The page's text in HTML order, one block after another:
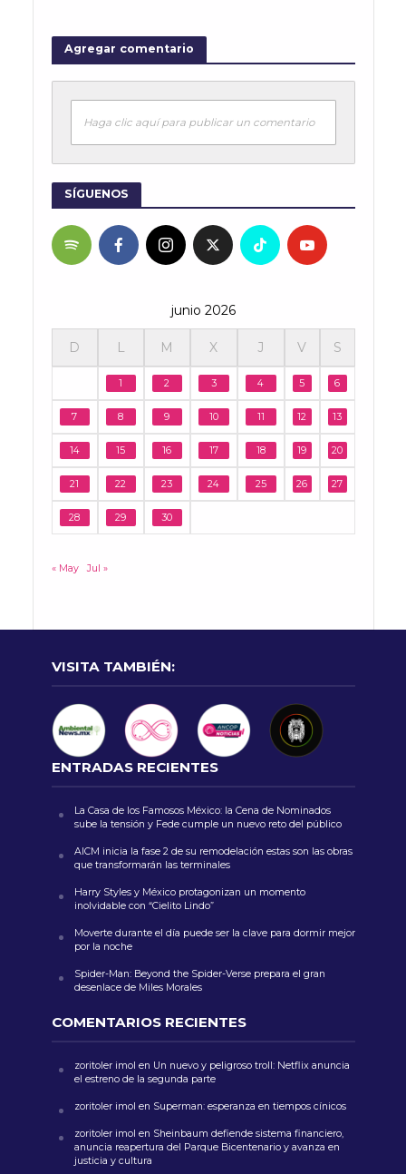
Agregar comentario
Haga clic aquí para publicar un comentario
SÍGUENOS
junio 2026
D L M X J V S
1 2 3 4 5 6
7 8 9 10 11 12 13
14 15 16 17 18 19 20
21 22 23 24 25 26 27
28 29 30
« May Jul »
VISITA TAMBIÉN:
ENTRADAS RECIENTES
La Casa de los Famosos México: la Cena de Nominados
sube la tensión y Fede cumple un nuevo reto del público
AICM inicia la fase 2 de su remodelación estas son las obras
que transformarán las terminales
Harry Styles y México protagonizan un momento
inolvidable con “Cielito Lindo”
Moverte durante el día puede ser la clave para dormir mejor
por la noche
Spider-Man: Beyond the Spider-Verse prepara el gran
desenlace de Miles Morales
COMENTARIOS RECIENTES
zoritoler imol en Un nuevo y peligroso troll: Netflix anuncia
el estreno de la segunda parte
zoritoler imol en Superman: esperanza en tiempos cínicos
zoritoler imol en Sheinbaum defiende sistema financiero,
anuncia reapertura del Parque Bicentenario y avanza en
justicia y cultura